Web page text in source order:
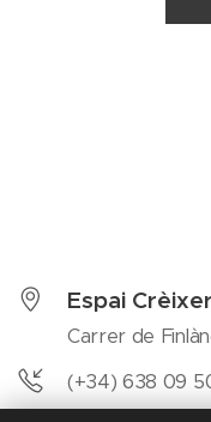
Espai Crèixer
Carrer de
(+34) 638 09